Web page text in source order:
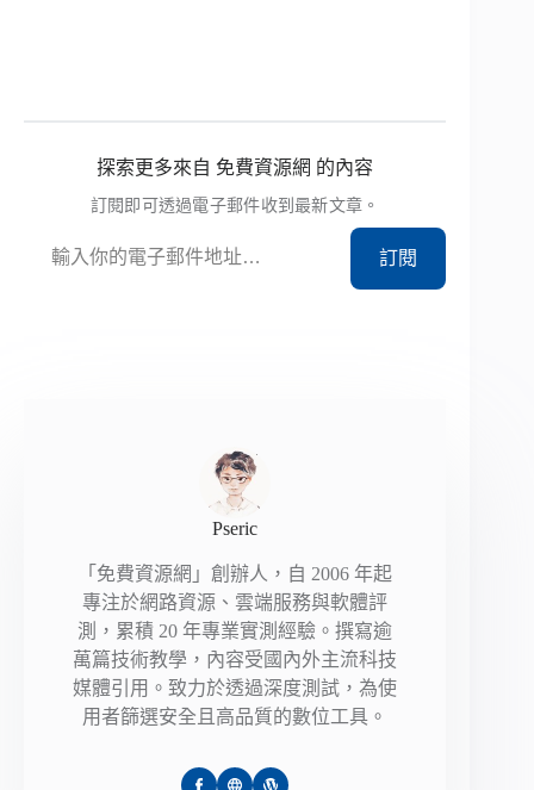
探索更多來自 免費資源網 的內容
訂閱即可透過電子郵件收到最新文章。
訂閱
Pseric
「免費資源網」創辦人，自 2006 年起
專注於網路資源、雲端服務與軟體評
測，累積 20 年專業實測經驗。撰寫逾
萬篇技術教學，內容受國內外主流科技
媒體引用。致力於透過深度測試，為使
用者篩選安全且高品質的數位工具。